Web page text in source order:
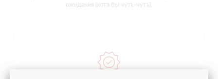
ожидания (хотя бы чуть-чуть).